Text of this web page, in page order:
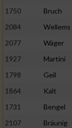
1750
Bruch
2084
Wellems
2077
Wäger
1927
Martini
1798
Geil
1864
Kalt
1731
Bengel
2107
Bräunig